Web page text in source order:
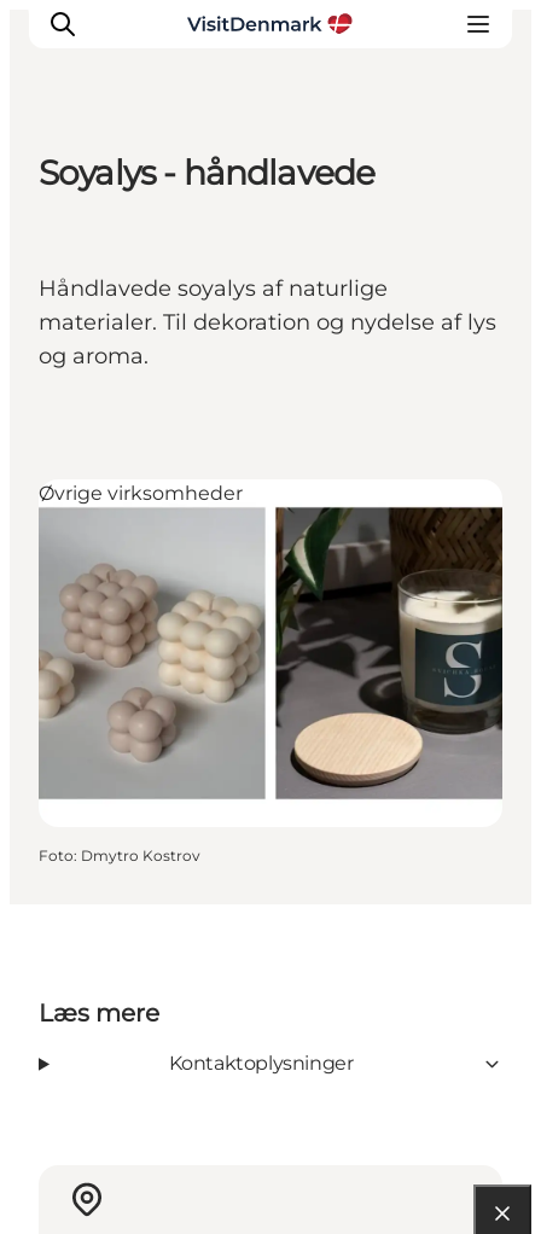
Oplevelser
Overnatning
Soyalys - håndlavede
Håndlavede soyalys af naturlige
materialer. Til dekoration og nydelse af lys
og aroma.
Øvrige virksomheder
Foto: Dmytro Kostrov
Læs mere
Kontaktoplysninger